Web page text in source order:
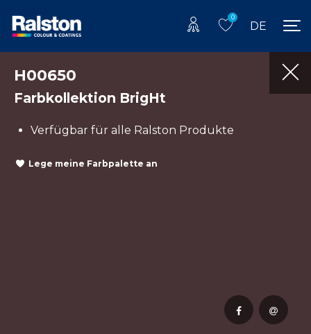
0
DE
H00650
Farbkollektion BrigHt
Verfügbar für alle Ralston Produkte
Lege meine Farbpalette an